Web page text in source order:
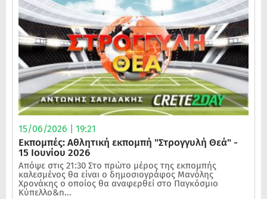
15/06/2026 | 19:21
Εκπομπές: Αθλητική εκπομπή "Στρογγυλή Θεά" -
15 Ιουνίου 2026
Απόψε στις 21:30 Στο πρώτο μέρος της εκπομπής
καλεσμένος θα είναι ο δημοσιογράφος Μανόλης
Χρονάκης ο οποίος θα αναφερθεί στο Παγκόσμιο
Κύπελλο&n...